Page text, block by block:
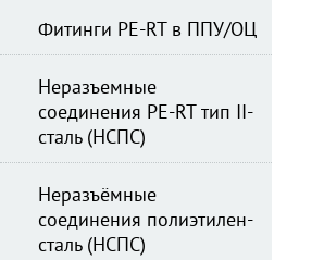
Фитинги PE-RT в ППУ/ОЦ
Неразъемные
соединения PE-RT тип II-
сталь (НСПС)
Неразъёмные
соединения полиэтилен-
сталь (НСПС)